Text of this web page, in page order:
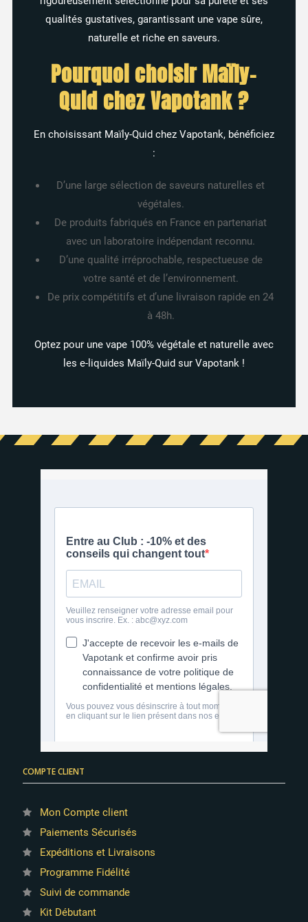
91 avis
qualités gustatives, garantissant une vape sûre,
naturelle et riche en saveurs.
Pourquoi choisir Maïly-
Quid chez Vapotank ?
En choisissant Maïly-Quid chez Vapotank, bénéficiez
:
D’une large sélection de saveurs naturelles et
végétales.
De produits fabriqués en France en partenariat
avec un laboratoire indépendant reconnu.
D’une qualité irréprochable, respectueuse de
votre santé et de l’environnement.
De prix compétitifs et d’une livraison rapide en 24
à 48h.
Optez pour une vape 100% végétale et naturelle avec
les e-liquides Maïly-Quid sur Vapotank !
COMPTE CLIENT
Mon Compte client
Paiements Sécurisés
Expéditions et Livraisons
Programme Fidélité
Suivi de commande
Kit Débutant